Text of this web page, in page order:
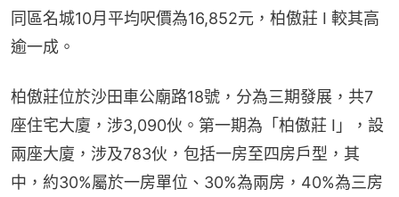
同區名城10月平均呎價為16,852元，柏傲莊 I 較其高
逾一成。
柏傲莊位於沙田車公廟路18號，分為三期發展，共7
座住宅大廈，涉3,090伙。第一期為「柏傲莊 I」，設
兩座大廈，涉及783伙，包括一房至四房戶型，其
中，約30%屬於一房單位、30%為兩房，40%為三房